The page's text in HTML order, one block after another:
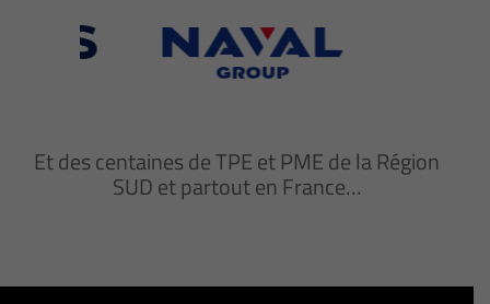
Et des centaines de TPE et PME de la Région
SUD et partout en France…